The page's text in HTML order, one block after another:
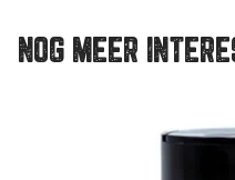
NOG MEER